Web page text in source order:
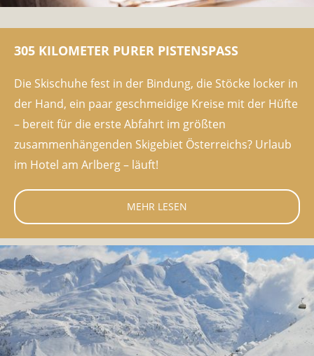
305 KILOMETER PURER PISTENSPASS
Die Skischuhe fest in der Bindung, die Stöcke locker in
der Hand, ein paar geschmeidige Kreise mit der Hüfte
– bereit für die erste Abfahrt im größten
zusammenhängenden Skigebiet Österreichs? Urlaub
im Hotel am Arlberg – läuft!
MEHR LESEN